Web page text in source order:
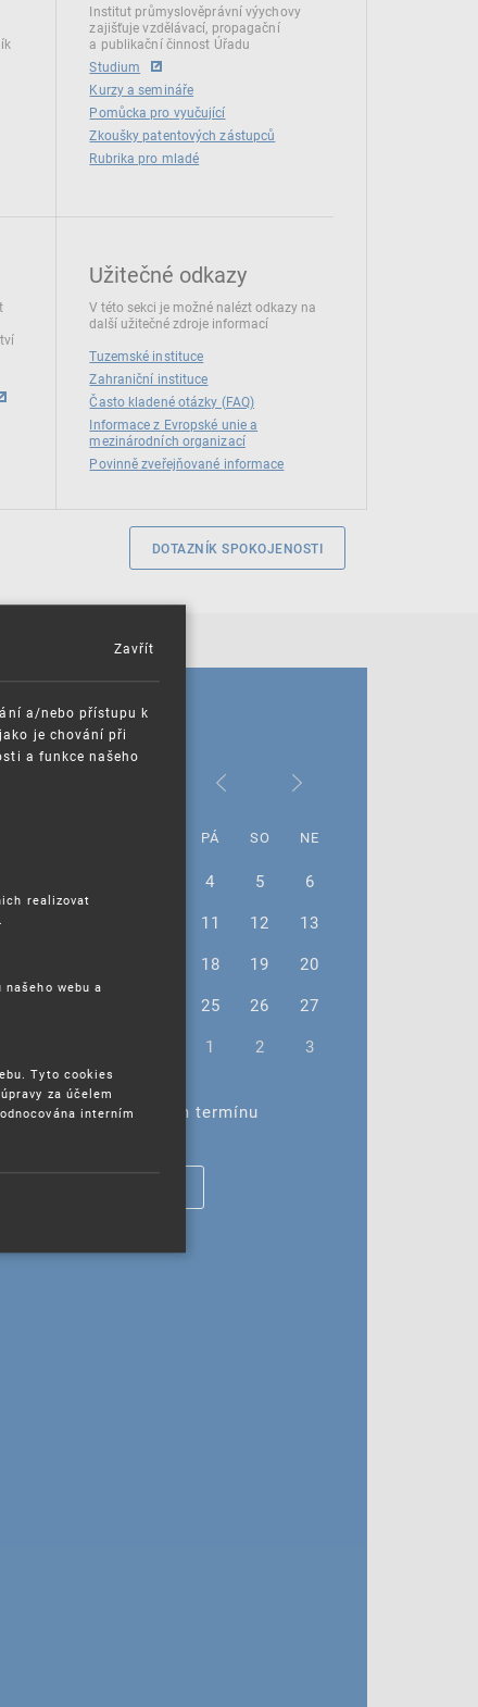
Institut průmyslověprávní výychovy
zajišťuje vzdělávací, propagační
a publikační činnost Úřadu
Studium
Kurzy a semináře
Pomůcka pro vyučující
Zkoušky patentových zástupců
Rubrika pro mladé
Užitečné odkazy
V této sekci je možné nalézt odkazy na
další užitečné zdroje informací
Tuzemské instituce
Zahraniční instituce
Často kladené otázky (FAQ)
Informace z Evropské unie a
mezinárodních organizací
Povinně zveřejňované informace
DOTAZNÍK SPOKOJENOSTI
PÁ SO NE
4 5
6
11 12
13
18 19
20
25 26
27
1 2 3
akce ve vybraném termínu
a/nebo přístupu k
je chování při
a funkce našeho
realizovat
webu a
Tyto cookies
za účelem
interním
Zavřít